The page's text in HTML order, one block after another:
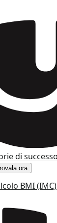
di successo
ora
BMI (IMC)